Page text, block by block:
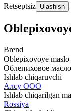
Retseptsiz Ulashish
Brend
Oblepixovoye
Облепиховое
Ishlab chiqaruvchi
Алсу ООО
Ishlab chiqarilgan
Rossiya